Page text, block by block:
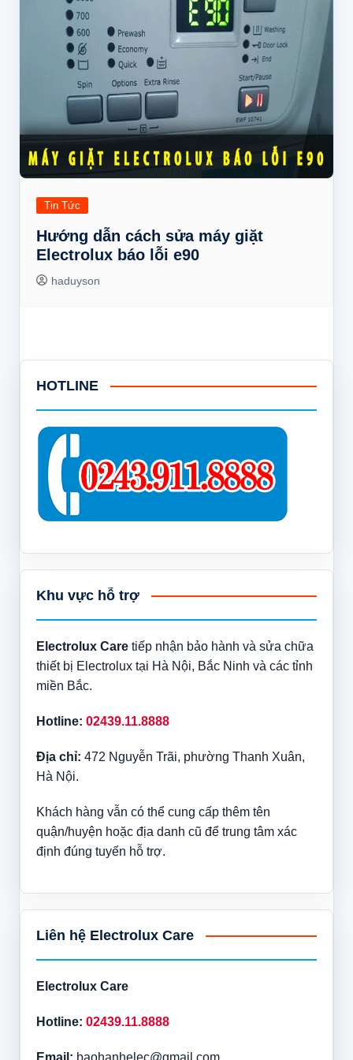
Tin Tức
Hướng dẫn cách sửa máy giặt
Electrolux báo lỗi e90
haduyson
HOTLINE
Khu vực hỗ trợ
Electrolux Caretiếp nhận bảo hành và sửa chữa
thiết bị Electrolux tại Hà Nội, Bắc Ninh và các tỉnh
miền Bắc.
Hotline: 02439.11.8888
Địa chỉ: 472 Nguyễn Trãi, phường Thanh Xuân,
Hà Nội.
Khách hàng vẫn có thể cung cấp thêm tên
quận/huyện hoặc địa danh cũ để trung tâm xác
định đúng tuyến hỗ trợ.
Liên hệ Electrolux Care
Electrolux Care
Hotline: 02439.11.8888
Email: baohanhelec@gmail.com